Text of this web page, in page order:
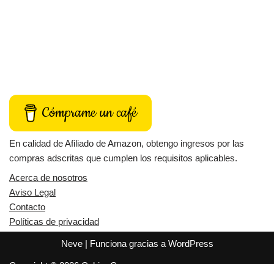
Cómprame un café
En calidad de Afiliado de Amazon, obtengo ingresos por las
compras adscritas que cumplen los requisitos aplicables.
Acerca de nosotros
Aviso Legal
Contacto
Políticas de privacidad
Neve| Funciona gracias a WordPress